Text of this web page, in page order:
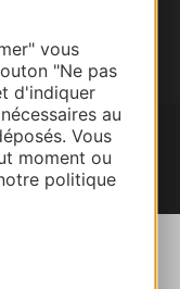
vous
"Ne pas
d'indiquer
au
Vous
moment ou
politique